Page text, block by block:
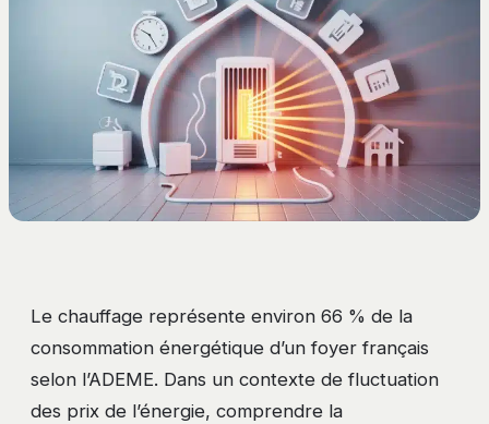
Le chauffage représente environ 66 % de la
consommation énergétique d’un foyer français
selon l’ADEME. Dans un contexte de fluctuation
des prix de l’énergie, comprendre la